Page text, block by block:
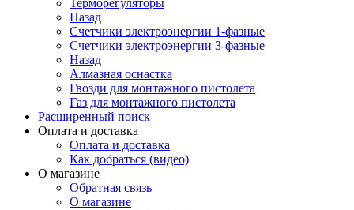
Назад
Счетчики электроэнергии 1-фазные
Счетчики электроэнергии 3-фазные
Назад
Алмазная оснастка
Гвозди для монтажного пистолета
Газ для монтажного пистолета
Расширенный поиск
Оплата и доставка
Оплата и доставка
Как добраться (видео)
О магазине
Обратная связь
О магазине